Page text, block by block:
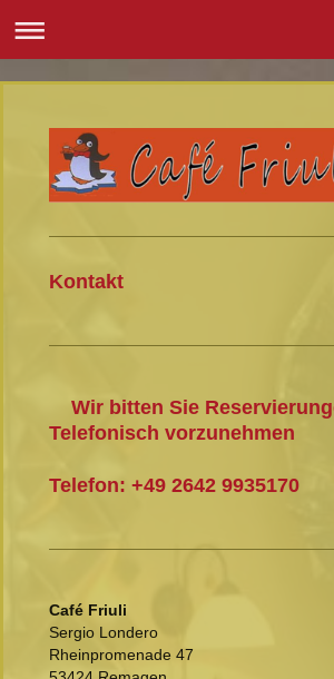
Kontakt
Wir bitten Sie
Telefonisch
Telefon: +49 2642 9935170
Café Friuli
Sergio Londero
Rheinpromenade 47